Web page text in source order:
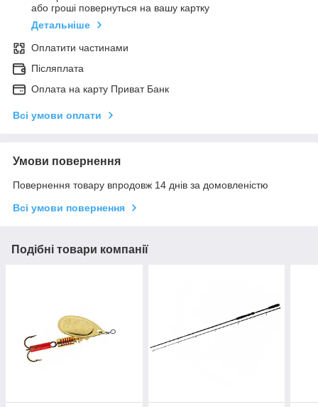
або гроші повернуться на вашу картку
Детальніше
Оплатити частинами
Післяплата
Оплата на карту Приват Банк
Всі умови оплати
Умови повернення
Повернення товару впродовж 14 днів за домовленістю
Всі умови повернення
Подібні товари компанії